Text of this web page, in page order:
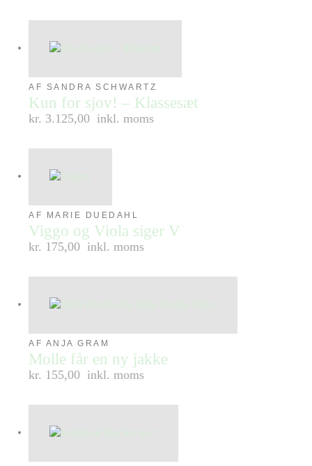
AF SANDRA SCHWARTZ
Kun for sjov! – Klassesæt
kr. 3.125,00 inkl. moms
AF MARIE DUEDAHL
Viggo og Viola siger V
kr. 175,00 inkl. moms
AF ANJA GRAM
Molle får en ny jakke
kr. 155,00 inkl. moms